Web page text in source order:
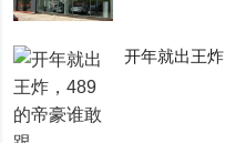
开年就出王